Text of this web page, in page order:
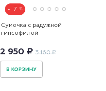
7
Сумочка с радужной
гипсофилой
2 950 ₽ 3 160 ₽
В КОРЗИНУ